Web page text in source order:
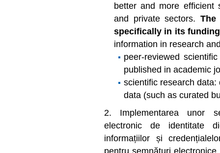
better and more efficient
and private sectors.The
specifically in its
information in research
peer-reviewed
published in academic
scientific research
data (such as curated
2. Implementarea unor
electronic de identitate
informațiilor și
pentru semnături